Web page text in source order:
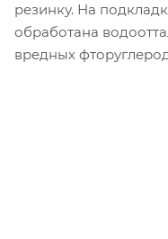
резинку. На
обработана
вредных